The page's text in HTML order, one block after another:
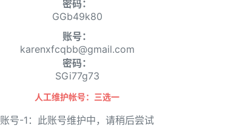
密码：
GGb49k80
账号：
karenxfcqbb@gmail.com
密码：
SGi77g73
人工维护帐号：三选一
账号-1：此账号维护中，请稍后尝试